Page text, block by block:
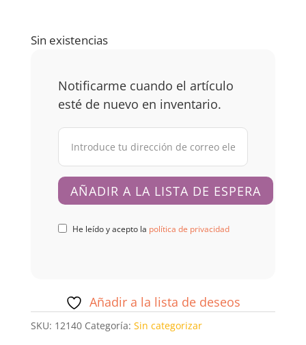
Sin existencias
Notificarme cuando el artículo
esté de nuevo en inventario.
He leído y acepto la política de privacidad
Añadir a la lista de deseos
SKU: 12140 Categoría: Sin categorizar